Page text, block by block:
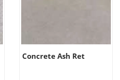
Concrete Ash Ret